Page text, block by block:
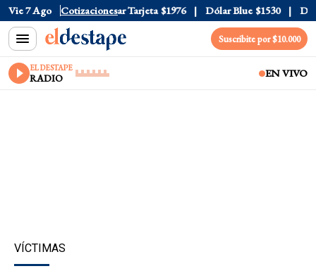
Vie 7 Ago Cotizaciones
$1520 Dólar Tarjeta $1976 Dólar Blue $1530 Dólar
Suscribite por $10.000
EL DESTAPE
RADIO EN VIVO
VÍCTIMAS